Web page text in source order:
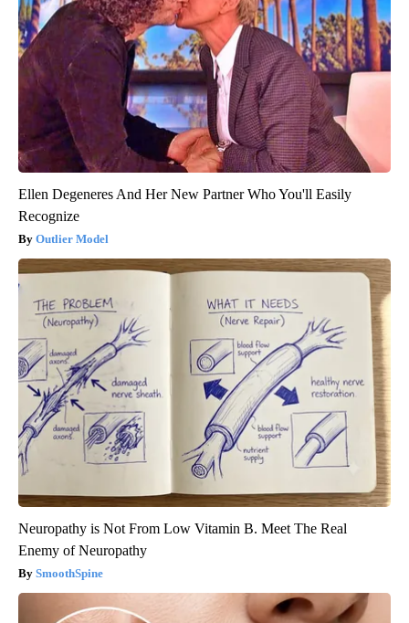
Ellen Degeneres And Her New Partner Who You'll Easily
Recognize
Outlier Model
Neuropathy is Not From Low Vitamin B. Meet The Real
Enemy of Neuropathy
SmoothSpine